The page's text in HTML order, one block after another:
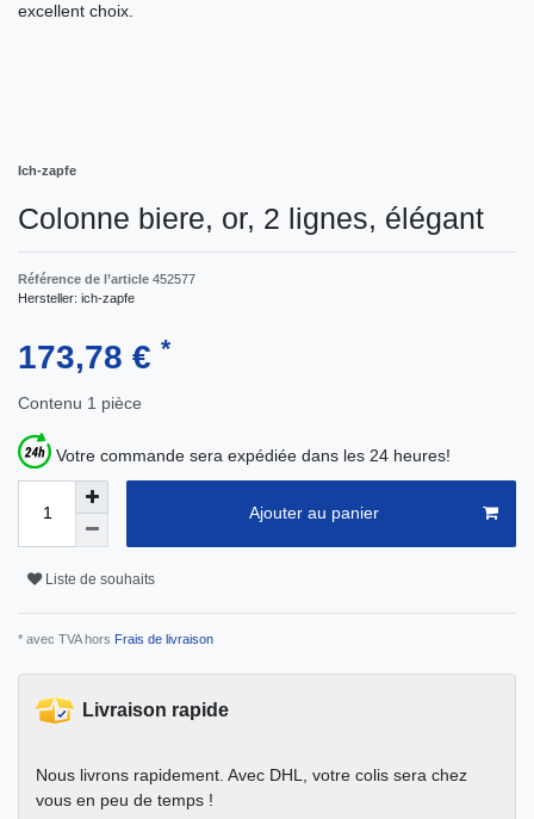
excellent choix.
Ich-zapfe
Colonne biere, or, 2 lignes, élégant
Référence de l’article 452577
Hersteller: ich-zapfe
173,78 € *
Contenu 1 pièce
Votre commande sera expédiée dans les 24 heures!
Ajouter au panier
Liste de souhaits
* avec TVA hors Frais de livraison
Livraison rapide
Nous livrons rapidement. Avec DHL, votre colis sera chez
vous en peu de temps !